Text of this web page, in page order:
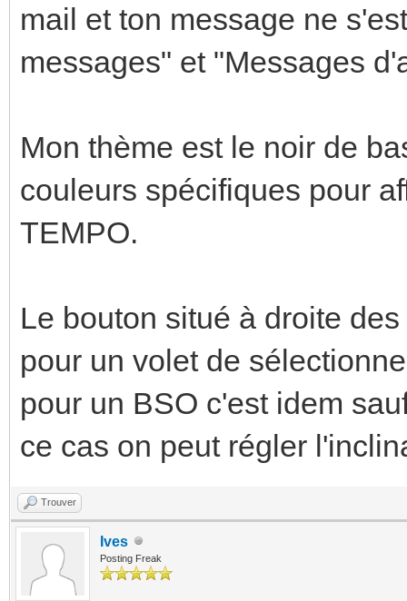
mail et ton message ne
messages" et "Messages
Mon thème est le noir de
couleurs spécifiques pour
TEMPO.
Le bouton situé à droite
pour un volet de
pour un BSO c'est idem
ce cas on peut régler
Trouver
Ives
Posting Freak